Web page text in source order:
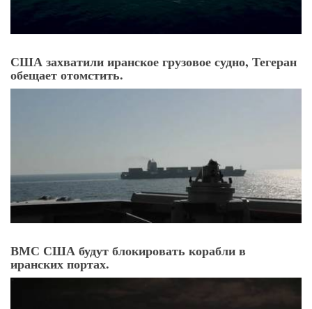
США захватили иранское грузовое судно, Тегеран
обещает отомстить.
ВМС США будут блокировать корабли в
иранских портах.